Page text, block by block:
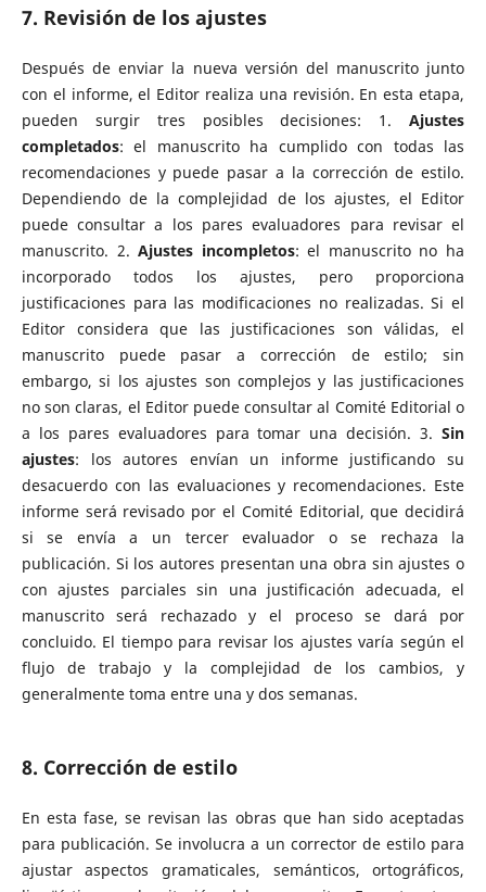
7. Revisión de los ajustes
Después de enviar la nueva versión del manuscrito junto
con el informe, el Editor realiza una revisión. En esta etapa,
pueden surgir tres posibles decisiones: 1.Ajustes
completados: el manuscrito ha cumplido con todas las
recomendaciones y puede pasar a la corrección de estilo.
Dependiendo de la complejidad de los ajustes, el Editor
puede consultar a los pares evaluadores para revisar el
manuscrito. 2.Ajustes incompletos: el manuscrito no ha
incorporado todos los ajustes, pero proporciona
justificaciones para las modificaciones no realizadas. Si el
Editor considera que las justificaciones son válidas, el
manuscrito puede pasar a corrección de estilo; sin
embargo, si los ajustes son complejos y las justificaciones
no son claras, el Editor puede consultar al Comité Editorial o
a los pares evaluadores para tomar una decisión. 3.Sin
ajustes: los autores envían un informe justificando su
desacuerdo con las evaluaciones y recomendaciones. Este
informe será revisado por el Comité Editorial, que decidirá
si se envía a un tercer evaluador o se rechaza la
publicación. Si los autores presentan una obra sin ajustes o
con ajustes parciales sin una justificación adecuada, el
manuscrito será rechazado y el proceso se dará por
concluido. El tiempo para revisar los ajustes varía según el
flujo de trabajo y la complejidad de los cambios, y
generalmente toma entre una y dos semanas.
8. Corrección de estilo
En esta fase, se revisan las obras que han sido aceptadas
para publicación. Se involucra a un corrector de estilo para
ajustar aspectos gramaticales, semánticos, ortográficos,